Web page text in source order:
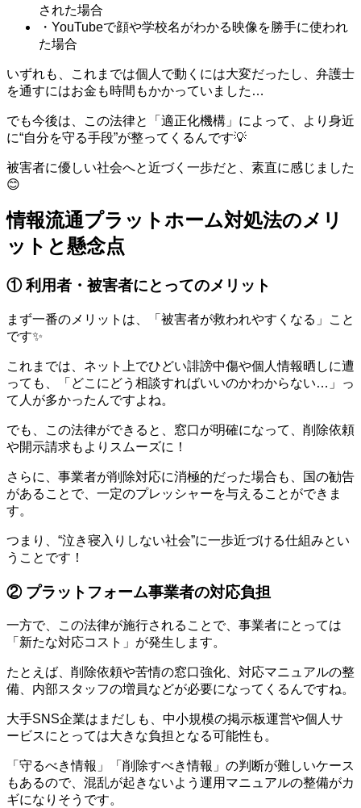
された場合
・YouTubeで顔や学校名がわかる映像を勝手に使われ
た場合
いずれも、これまでは個人で動くには大変だったし、弁護士
を通すにはお金も時間もかかっていました…
でも今後は、この法律と「適正化機構」によって、より身近
に“自分を守る手段”が整ってくるんです💡
被害者に優しい社会へと近づく一歩だと、素直に感じました
😊
情報流通プラットホーム対処法のメリ
ットと懸念点
① 利用者・被害者にとってのメリット
まず一番のメリットは、「被害者が救われやすくなる」こと
です✨
これまでは、ネット上でひどい誹謗中傷や個人情報晒しに遭
っても、「どこにどう相談すればいいのかわからない…」っ
て人が多かったんですよね。
でも、この法律ができると、窓口が明確になって、削除依頼
や開示請求もよりスムーズに！
さらに、事業者が削除対応に消極的だった場合も、国の勧告
があることで、一定のプレッシャーを与えることができま
す。
つまり、“泣き寝入りしない社会”に一歩近づける仕組みとい
うことです！
② プラットフォーム事業者の対応負担
一方で、この法律が施行されることで、事業者にとっては
「新たな対応コスト」が発生します。
たとえば、削除依頼や苦情の窓口強化、対応マニュアルの整
備、内部スタッフの増員などが必要になってくるんですね。
大手SNS企業はまだしも、中小規模の掲示板運営や個人サ
ービスにとっては大きな負担となる可能性も。
「守るべき情報」「削除すべき情報」の判断が難しいケース
もあるので、混乱が起きないよう運用マニュアルの整備がカ
ギになりそうです。